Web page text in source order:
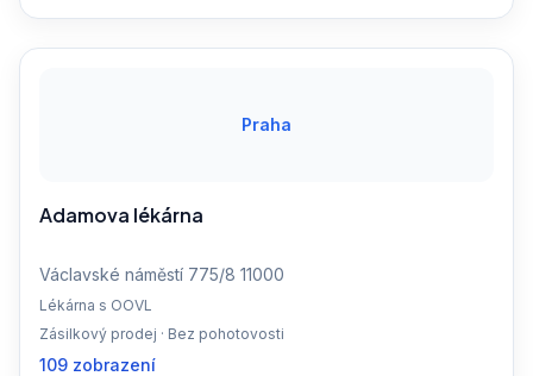
Praha
Adamova lékárna
Václavské náměstí 775/8 11000
Lékárna s OOVL
Zásilkový prodej · Bez pohotovosti
109 zobrazení